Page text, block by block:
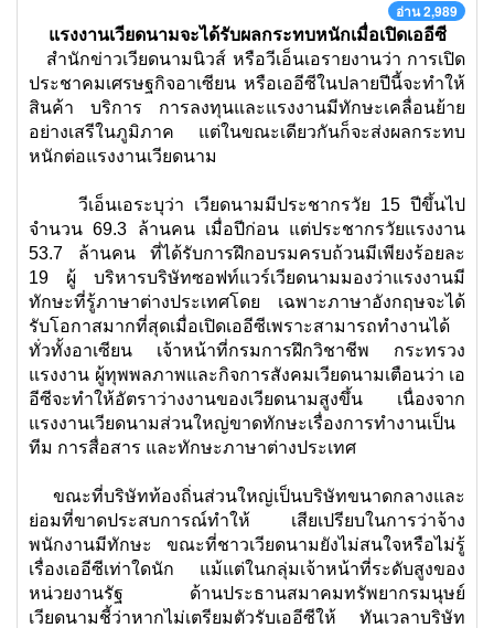
อ่าน 2,989
แรงงานเวียดนามจะได้รับผลกระทบหนักเมื่อเปิดเออีซี
สำนักข่าวเวียดนามนิวส์ หรือวีเอ็นเอรายงานว่า การเปิด
ประชาคมเศรษฐกิจอาเซียน หรือเออีซีในปลายปีนี้จะทำให้
สินค้า บริการ การลงทุนและแรงงานมีทักษะเคลื่อนย้าย
อย่างเสรีในภูมิภาค แต่ในขณะเดียวกันก็จะส่งผลกระทบ
หนักต่อแรงงานเวียดนาม
วีเอ็นเอระบุว่า เวียดนามมีประชากรวัย 15 ปีขึ้นไป
จำนวน 69.3 ล้านคน เมื่อปีก่อน แต่ประชากรวัยแรงงาน
53.7 ล้านคน ที่ได้รับการฝึกอบรมครบถ้วนมีเพียงร้อยละ
19 ผู้ บริหารบริษัทซอฟท์แวร์เวียดนามมองว่าแรงงานมี
ทักษะที่รู้ภาษาต่างประเทศโดย เฉพาะภาษาอังกฤษจะได้
รับโอกาสมากที่สุดเมื่อเปิดเออีซีเพราะสามารถทำงานได้
ทั่วทั้งอาเซียน เจ้าหน้าที่กรมการฝึกวิชาชีพ กระทรวง
แรงงาน ผู้ทุพพลภาพและกิจการสังคมเวียดนามเตือนว่า เอ
อีซีจะทำให้อัตราว่างงานของเวียดนามสูงขึ้น เนื่องจาก
แรงงานเวียดนามส่วนใหญ่ขาดทักษะเรื่องการทำงานเป็น
ทีม การสื่อสาร และทักษะภาษาต่างประเทศ
ขณะที่บริษัทท้องถิ่นส่วนใหญ่เป็นบริษัทขนาดกลางและ
ย่อมที่ขาดประสบการณ์ทำให้ เสียเปรียบในการว่าจ้าง
พนักงานมีทักษะ ขณะที่ชาวเวียดนามยังไม่สนใจหรือไม่รู้
เรื่องเออีซีเท่าใดนัก แม้แต่ในกลุ่มเจ้าหน้าที่ระดับสูงของ
หน่วยงานรัฐ ด้านประธานสมาคมทรัพยากรมนุษย์
เวียดนามชี้ว่าหากไม่เตรียมตัวรับเออีซีให้ ทันเวลาบริษัท